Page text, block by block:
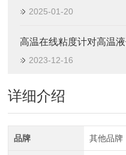
2025-01-20
高温在线粘度计对高温
2023-12-16
详细介绍
品牌 其他品牌